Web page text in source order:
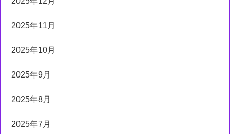
2025年11月
2025年10月
2025年9月
2025年8月
2025年7月